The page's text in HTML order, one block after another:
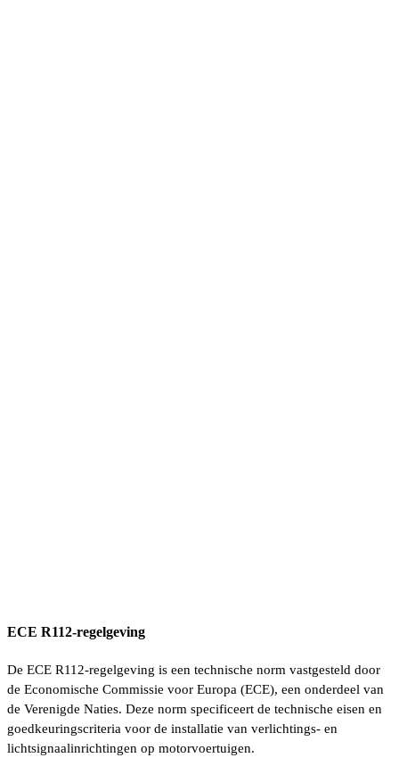
ECE R112-regelgeving
De ECE R112-regelgeving is een technische norm vastgesteld door
de Economische Commissie voor Europa (ECE), een onderdeel van
de Verenigde Naties. Deze norm specificeert de technische eisen en
goedkeuringscriteria voor de installatie van verlichtings- en
lichtsignaalinrichtingen op motorvoertuigen.